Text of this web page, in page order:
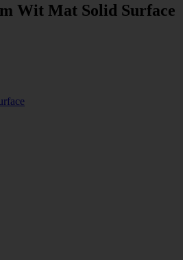
Wit Mat Solid Surface